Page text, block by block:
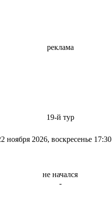
реклама
19-й тур
ноября 2026, воскресенье 17:30
не начался
-